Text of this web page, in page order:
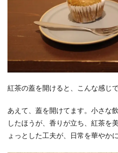
紅茶の蓋を開けると、こんな感じで
あえて、蓋を開けてます。小さな
したほうが、香りが立ち、紅茶を
ょっとした工夫が、日常を華やか